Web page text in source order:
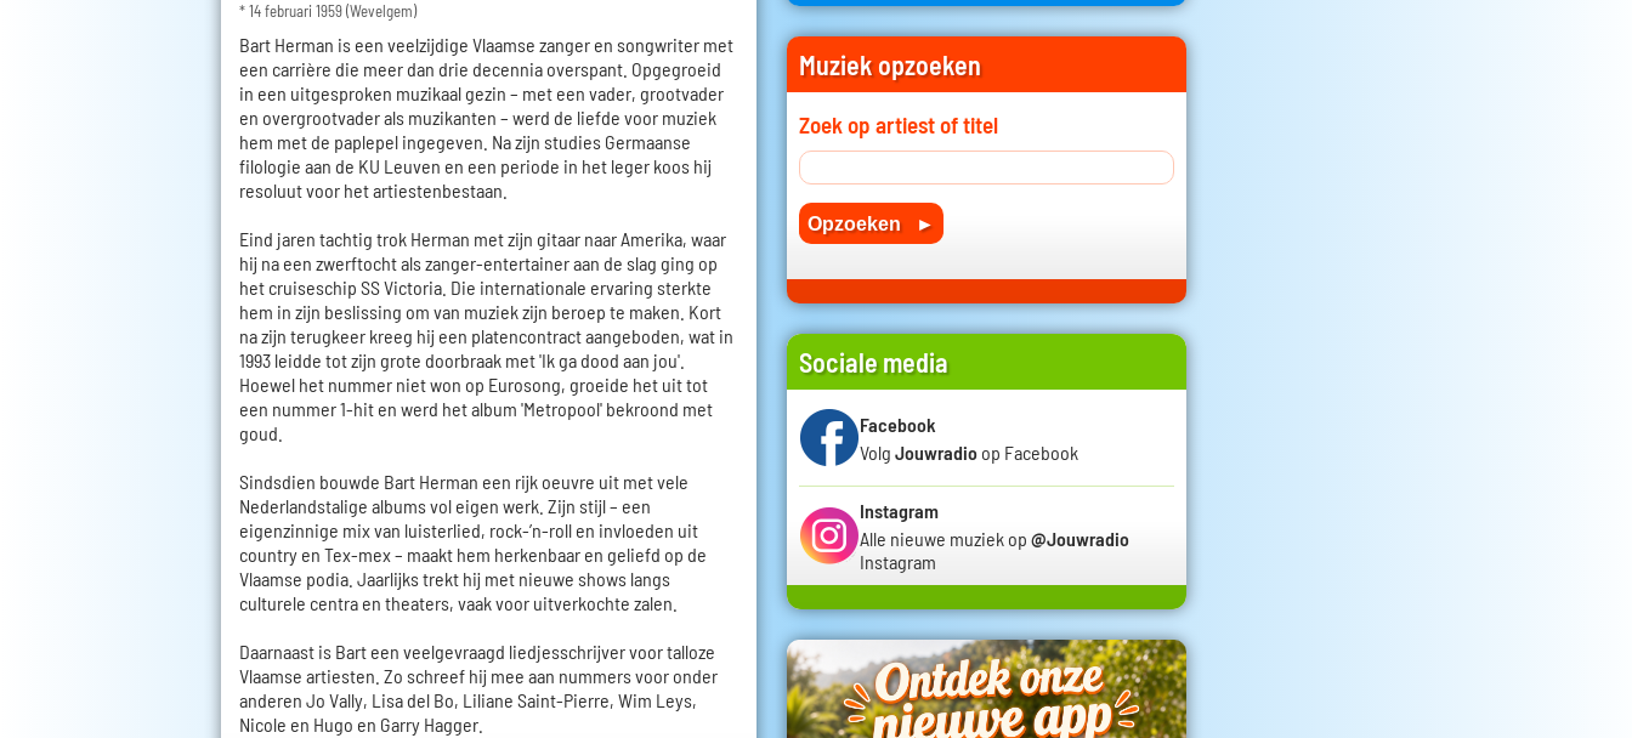
* 14 februari 1959 (Wevelgem)
Bart Herman is een veelzijdige Vlaamse zanger en songwriter met
een carrière die meer dan drie decennia overspant. Opgegroeid
in een uitgesproken muzikaal gezin – met een vader, grootvader
en overgrootvader als muzikanten – werd de liefde voor muziek
hem met de paplepel ingegeven. Na zijn studies Germaanse
filologie aan de KU Leuven en een periode in het leger koos hij
resoluut voor het artiestenbestaan.
Eind jaren tachtig trok Herman met zijn gitaar naar Amerika, waar
hij na een zwerftocht als zanger-entertainer aan de slag ging op
het cruiseschip SS Victoria. Die internationale ervaring sterkte
hem in zijn beslissing om van muziek zijn beroep te maken. Kort
na zijn terugkeer kreeg hij een platencontract aangeboden, wat in
1993 leidde tot zijn grote doorbraak met 'Ik ga dood aan jou'.
Hoewel het nummer niet won op Eurosong, groeide het uit tot
een nummer 1-hit en werd het album 'Metropool' bekroond met
goud.
Sindsdien bouwde Bart Herman een rijk oeuvre uit met vele
Nederlandstalige albums vol eigen werk. Zijn stijl – een
eigenzinnige mix van luisterlied, rock-’n-roll en invloeden uit
country en Tex-mex – maakt hem herkenbaar en geliefd op de
Vlaamse podia. Jaarlijks trekt hij met nieuwe shows langs
culturele centra en theaters, vaak voor uitverkochte zalen.
Daarnaast is Bart een veelgevraagd liedjesschrijver voor talloze
Vlaamse artiesten. Zo schreef hij mee aan nummers voor onder
anderen Jo Vally, Lisa del Bo, Liliane Saint-Pierre, Wim Leys,
Nicole en Hugo en Garry Hagger.
Muziek opzoeken
Zoek op artiest of titel
Sociale media
Facebook
Volg Jouwradio op Facebook
Instagram
Alle nieuwe muziek op @Jouwradio
Instagram